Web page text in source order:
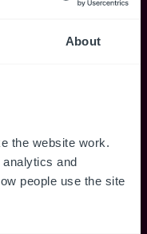
About
the website work.
and
people use the site